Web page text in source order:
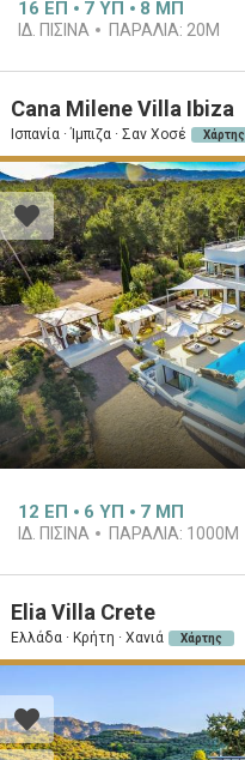
16 ΕΠ 7 ΥΠ 8 ΜΠ
ΙΔ. ΠΙΣΊΝΑ ΠΑΡΑΛΊΑ: 20M
Cana Milene Villa Ibiza
Ισπανία · Ίμπιζα · Σαν Χοσέ Χάρτης
12 ΕΠ 6 ΥΠ 7 ΜΠ
ΙΔ. ΠΙΣΊΝΑ ΠΑΡΑΛΊΑ: 1000M
Elia Villa Crete
Ελλάδα · Κρήτη · Χανιά Χάρτης